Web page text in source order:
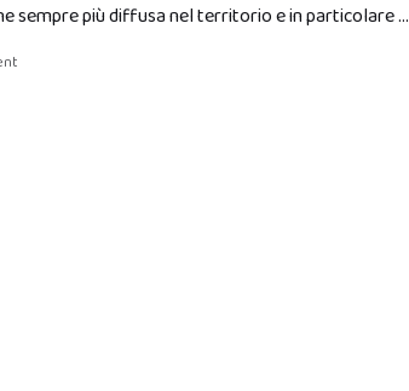
sempre più diffusa nel territorio e in particolare …